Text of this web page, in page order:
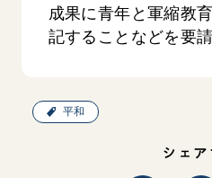
「三つの花ことば」 関西
2026.07.31
成果に青年と軍縮教
記することなどを要請
平和
シェア